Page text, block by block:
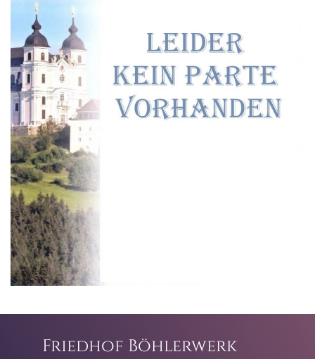
Friedhof Böhlerwerk